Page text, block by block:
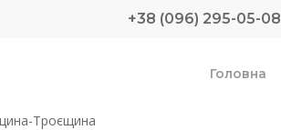
+38 (096) 295-05-08
Головна
Троєщина